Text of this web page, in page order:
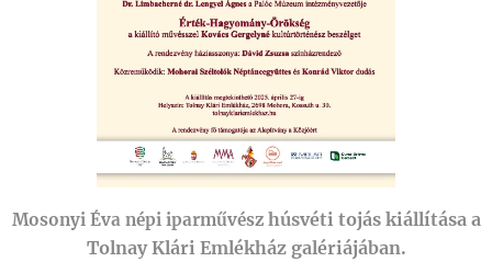
Mosonyi Éva népi iparművész húsvéti tojás kiállítása a
Tolnay Klári Emlékház galériájában.